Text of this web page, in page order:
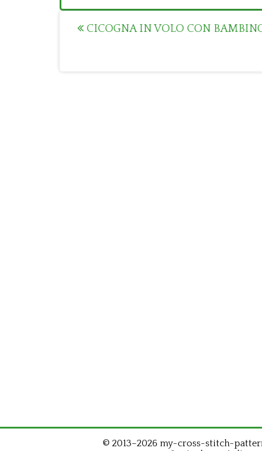
Post
CICOGNA IN VOLO CON
© 2013–2026 my-cross-stitch-